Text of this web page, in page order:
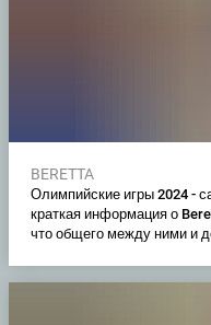
BERETTA
Олимпийские игры 2024 -
краткая информация о
что общего между ними и